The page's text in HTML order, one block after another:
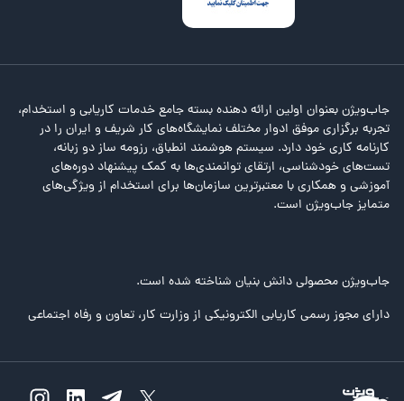
جاب‌ویژن بعنوان اولین ارائه دهنده بسته جامع خدمات کاریابی و استخدام،
تجربه برگزاری موفق ادوار مختلف نمایشگاه‌های کار شریف و ایران را در
کارنامه کاری خود دارد. سیستم هوشمند انطباق، رزومه ساز دو زبانه،
تست‌های خودشناسی، ارتقای توانمندی‌ها به کمک پیشنهاد دوره‌های
آموزشی و همکاری با معتبرترین سازمان‌ها برای استخدام از ویژگی‌های
متمایز جاب‌ویژن است.
جاب‌ویژن محصولی دانش بنیان شناخته شده است.
دارای مجوز رسمی کاریابی الکترونیکی از وزارت کار، تعاون و رفاه اجتماعی